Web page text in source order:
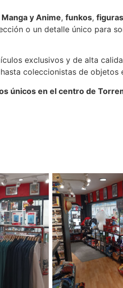
y Anime,funkos,
o un detalle único para
exclusivos y de alta
coleccionistas de objetos
únicos en el centro de